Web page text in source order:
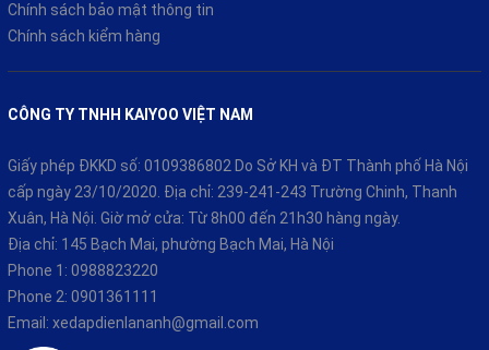
Chính sách bảo mật thông tin
Chính sách kiểm hàng
CÔNG TY TNHH KAIYOO VIỆT NAM
Giấy phép ĐKKD số: 0109386802 Do Sở KH và ĐT Thành phố Hà Nội
cấp ngày 23/10/2020. Địa chỉ: 239-241-243 Trường Chinh, Thanh
Xuân, Hà Nội. Giờ mở cửa: Từ 8h00 đến 21h30 hàng ngày.
Địa chỉ: 145 Bạch Mai, phường Bạch Mai, Hà Nội
Phone 1: 0988823220
Phone 2: 0901361111
Email: xedapdienlananh@gmail.com